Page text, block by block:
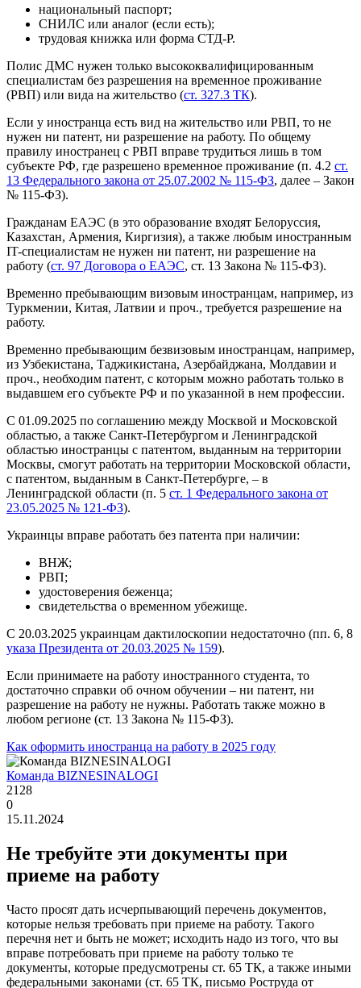
национальный паспорт;
СНИЛС или аналог (если есть);
трудовая книжка или форма СТД-Р.
Полис ДМС нужен только высококвалифицированным
специалистам без разрешения на временное проживание
(РВП) или вида на жительство (ст. 327.3 ТК).
Если у иностранца есть вид на жительство или РВП, то не
нужен ни патент, ни разрешение на работу. По общему
правилу иностранец с РВП вправе трудиться лишь в том
субъекте РФ, где разрешено временное проживание (п. 4.2 ст.
13 Федерального закона от 25.07.2002 № 115-ФЗ, далее – Закон
№ 115-ФЗ).
Гражданам ЕАЭС (в это образование входят Белоруссия,
Казахстан, Армения, Киргизия), а также любым иностранным
IT-специалистам не нужен ни патент, ни разрешение на
работу (ст. 97 Договора о ЕАЭС, ст. 13 Закона № 115-ФЗ).
Временно пребывающим визовым иностранцам, например, из
Туркмении, Китая, Латвии и проч., требуется разрешение на
работу.
Временно пребывающим безвизовым иностранцам, например,
из Узбекистана, Таджикистана, Азербайджана, Молдавии и
проч., необходим патент, с которым можно работать только в
выдавшем его субъекте РФ и по указанной в нем профессии.
С 01.09.2025 по соглашению между Москвой и Московской
областью, а также Санкт-Петербургом и Ленинградской
областью иностранцы с патентом, выданным на территории
Москвы, смогут работать на территории Московской области,
с патентом, выданным в Санкт-Петербурге, – в
Ленинградской области (п. 5 ст. 1 Федерального закона от
23.05.2025 № 121-ФЗ).
Украинцы вправе работать без патента при наличии:
ВНЖ;
РВП;
удостоверения беженца;
свидетельства о временном убежище.
С 20.03.2025 украинцам дактилоскопии недостаточно (пп. 6, 8
указа Президента от 20.03.2025 № 159).
Если принимаете на работу иностранного студента, то
достаточно справки об очном обучении – ни патент, ни
разрешение на работу не нужны. Работать также можно в
любом регионе (ст. 13 Закона № 115-ФЗ).
Как оформить иностранца на работу в 2025 году
Команда BIZNESINALOGI
2128
0
15.11.2024
Не требуйте эти документы при
приеме на работу
Часто просят дать исчерпывающий перечень документов,
которые нельзя требовать при приеме на работу. Такого
перечня нет и быть не может; исходить надо из того, что вы
вправе потребовать при приеме на работу только те
документы, которые предусмотрены ст. 65 ТК, а также иными
федеральными законами (ст. 65 ТК, письмо Роструда от